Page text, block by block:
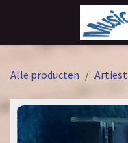
Overslaan naar inhoud
Alle producten Artiest